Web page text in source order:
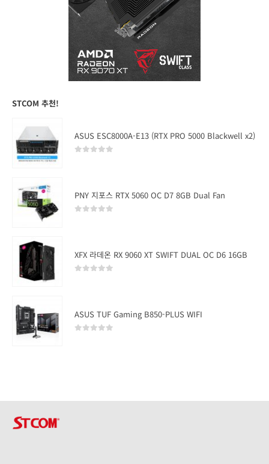
STCOM 추천!
ASUS ESC8000A-E13 (RTX PRO 5000 Blackwell x2)
PNY 지포스 RTX 5060 OC D7 8GB Dual Fan
XFX 라데온 RX 9060 XT SWIFT DUAL OC D6 16GB
ASUS TUF Gaming B850-PLUS WIFI